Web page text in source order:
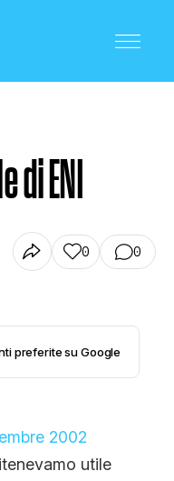
ENI
0 0
preferite su Google
2002
utile